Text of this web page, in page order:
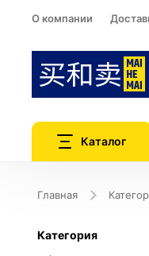
О компании
Каталог
Главная
Категория